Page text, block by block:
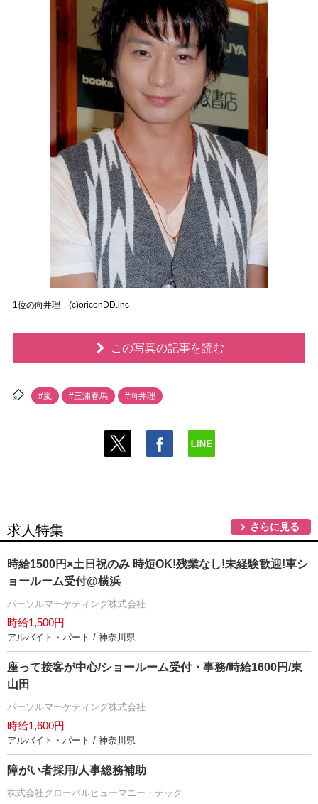
1位の向井理 (c)oriconDD.inc
この写真の記事を読む
#嵐 #三浦春馬 #向井理
求人特集 さらに見る
時給1500円×土日祝のみ 時短OK!残業なし!未経験歓迎!車シ
ョールーム受付@横浜
パーソルマーケティング株式会社
時給1,500円
アルバイト・パート / 神奈川県
座って接客が中心/ショールーム受付・事務/時給1600円/東
山田
パーソルマーケティング株式会社
時給1,600円
アルバイト・パート / 神奈川県
障がい者採用/人事総務補助
株式会社グローバルヒューマニー・テック